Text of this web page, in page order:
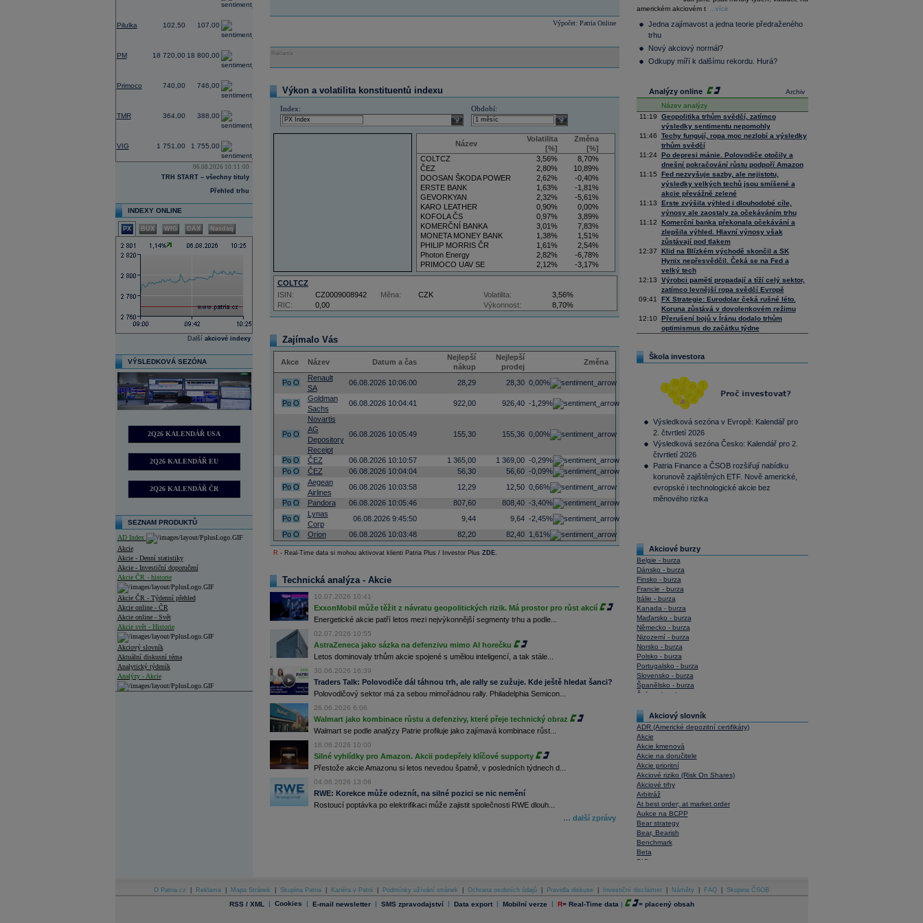
Pilulka 102,50 107,00
0,00
PM 18 720,00 18 800,00
0,32
Primoco 740,00 746,00
TMR 364,00 388,00
VIG 1 751,00 1 755,00
06.08.2026 10:11:00
TRH START – všechny tituly
Přehled trhu
INDEXY ONLINE
PX BUX WIG DAX Nasdaq
Další akciové indexy
VÝSLEDKOVÁ SEZÓNA
2Q26 KALENDÁŘ USA
2Q26 KALENDÁŘ EU
2Q26 KALENDÁŘ ČR
SEZNAM PRODUKTŮ
AD Index
Akcie
Akcie - Denní statistiky
Akcie - Investiční doporučení
Akcie ČR - historie
Akcie ČR - Týdenní přehled
Akcie online - ČR
Akcie online - Svět
Akcie svět - Historie
Akciový slovník
Aktuální diskusní téma
Analytický týdeník
Analýzy - Akcie
Archiv - Měsíční makroekonomické přehledy
Výpočet: Patria Online
Reklama
Výkon a volatilita konstituentů indexu
Index:
select
Období:
select
Název
Volatilita
[%]
Změna
[%]
COLTCZ
3,56%
8,70%
ČEZ
2,80%
10,89%
DOOSAN ŠKODA POWER
2,62%
-0,40%
ERSTE BANK
1,63%
-1,81%
GEVORKYAN
2,32%
-5,61%
KARO LEATHER
0,90%
0,00%
KOFOLA ČS
0,97%
3,89%
KOMERČNÍ BANKA
3,01%
7,83%
MONETA MONEY BANK
1,38%
1,51%
PHILIP MORRIS ČR
1,61%
2,54%
Photon Energy
2,82%
-6,78%
PRIMOCO UAV SE
2,12%
-3,17%
VIG
3,36%
7,59%
COLTCZ
RIC: 0,00
ISIN: CZ0009008942 Měna: CZK Volatilita:
3,56%
Výkonnost:
8,70%
Zajímalo Vás
Akce Název Datum a čas
Nejlepší
nákup
Nejlepší
prodej
Změna
Po O
Renault
SA
06.08.2026 10:06:00 28,29 28,30 0,00%
Po O
Goldman
Sachs
06.08.2026 10:04:41 922,00 926,40 -1,29%
Po O
Novartis
AG
Depository
Receipt
06.08.2026 10:05:49 155,30 155,36 0,00%
Po O ČEZ 06.08.2026 10:10:57 1 365,00 1 369,00 -0,29%
Po O ČEZ 06.08.2026 10:04:04 56,30 56,60 -0,09%
Po O
Aegean
Airlines
06.08.2026 10:03:58 12,29 12,50 0,66%
Po O Pandora 06.08.2026 10:05:46 807,60 808,40 -3,40%
Po O
Lynas
Corp
06.08.2026 9:45:50 9,44 9,64 -2,45%
Po O Orion 06.08.2026 10:03:48 82,20 82,40 1,61%
R - Real-Time data si mohou aktivovat klienti Patria Plus / Investor Plus ZDE.
Technická analýza - Akcie
10.07.2026 10:41
ExxonMobil může těžit z návratu geopolitických rizik. Má prostor pro růst akcií
Energetické akcie patří letos mezi nejvýkonnější segmenty trhu a podle...
02.07.2026 10:55
AstraZeneca jako sázka na defenzivu mimo AI horečku
Letos dominovaly trhům akcie spojené s umělou inteligencí, a tak stále...
30.06.2026 16:39
Traders Talk: Polovodiče dál táhnou trh, ale rally se zužuje. Kde ještě hledat šanci?
Polovodičový sektor má za sebou mimořádnou rally. Philadelphia Semicon...
26.06.2026 6:06
Walmart jako kombinace růstu a defenzivy, které přeje technický obraz
Walmart se podle analýzy Patrie profiluje jako zajímavá kombinace růst...
18.06.2026 10:00
Silné vyhlídky pro Amazon. Akcii podepřely klíčové supporty
Přestože akcie Amazonu si letos nevedou špatně, v posledních týdnech d...
04.06.2026 13:06
RWE: Korekce může odeznít, na silné pozici se nic nemění
Rostoucí poptávka po elektrifikaci může zajistit společnosti RWE dlouh...
… další zprávy
Composite
36 145,83 0,96
Tecdax
Performance
index
3 979,98
americkém akciovém t
...více
Jedna zajímavost a jedna teorie předraženého
trhu
Nový akciový normál?
Odkupy míří k dalšímu rekordu. Hurá?
Archiv
Analýzy online
Název analýzy
11:19
Geopolitika trhům svědčí, zatímco
výsledky sentimentu nepomohly
11:46
Techy fungují, ropa moc nezlobí a výsledky
trhům svědčí
11:24
Po depresi mánie. Polovodiče otočily a
dnešní pokračování růstu podpoří Amazon
11:15
Fed nezvyšuje sazby, ale nejistotu,
výsledky velkých techů jsou smíšené a
akcie převážně zelené
11:13
Erste zvýšila výhled i dlouhodobé cíle,
výnosy ale zaostaly za očekáváním trhu
11:12
Komerční banka překonala očekávání a
zlepšila výhled. Hlavní výnosy však
zůstávají pod tlakem
12:37
Klid na Blízkém východě skončil a SK
Hynix nepřesvědčil. Čeká se na Fed a
velký tech
12:13
Výrobci pamětí propadají a tíží celý sektor,
zatímco levnější ropa svědčí Evropě
09:41
FX Strategie: Eurodolar čeká rušné léto.
Koruna zůstává v dovolenkovém režimu
12:10
Přerušení bojů v Íránu dodalo trhům
optimismus do začátku týdne
Škola investora
Výsledková sezóna v Evropě: Kalendář pro
2. čtvrtletí 2026
Výsledková sezóna Česko: Kalendář pro 2.
čtvrtletí 2026
Patria Finance a ČSOB rozšiřují nabídku
korunově zajištěných ETF. Nově americké,
evropské i technologické akcie bez
měnového rizika
Akciové burzy
Belgie - burza
Dánsko - burza
Finsko - burza
Francie - burza
Itálie - burza
Kanada - burza
Maďarsko - burza
Německo - burza
Nizozemí - burza
Norsko - burza
Polsko - burza
Portugalsko - burza
Slovensko - burza
Španělsko - burza
Švýcarsko - burza
Akciový slovník
ADR (Americké depozitní certifikáty)
Akcie
Akcie kmenová
Akcie na doručitele
Akcie prioritní
Akciové riziko (Risk On Shares)
Akciové trhy
Arbitráž
At best order; at market order
Aukce na BCPP
Bear strategy
Bear, Bearish
Benchmark
Beta
BIC
Bonita
Book To Bill Ratio
Book Value
O Patria.cz Reklama Mapa Stránek Skupina Patria Kariéra v Patrii Podmínky užívání stránek Ochrana osobních údajů Pravidla diskuse Investiční disclaimer Náměty FAQ Skupina ČSOB
RSS / XML | Cookies | E-mail newsletter | SMS zpravodajství | Data export | Mobilní verze | R= Real-Time data | = placený obsah